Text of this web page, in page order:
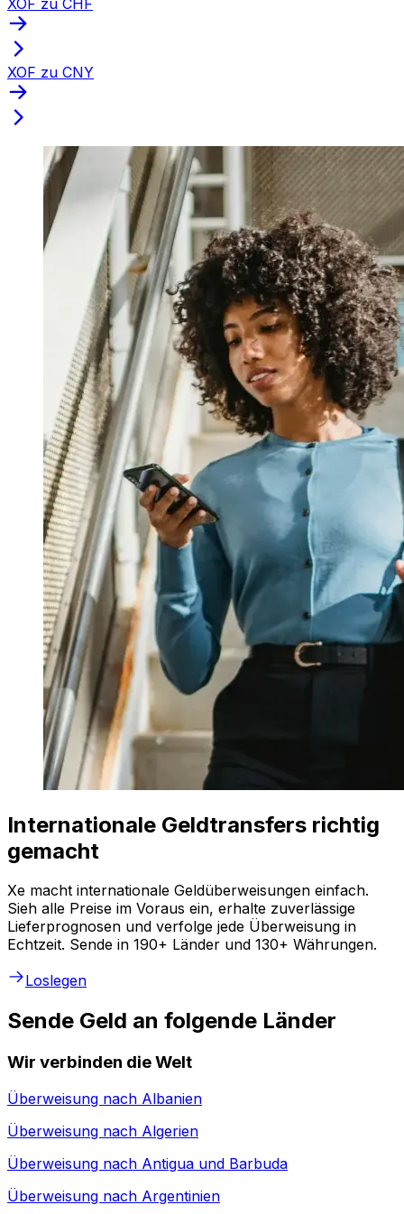
XOF zu CNY
Internationale Geldtransfers richtig
gemacht
Xe macht internationale Geldüberweisungen einfach.
Sieh alle Preise im Voraus ein, erhalte zuverlässige
Lieferprognosen und verfolge jede Überweisung in
Echtzeit. Sende in 190+ Länder und 130+ Währungen.
Loslegen
Sende Geld an folgende Länder
Wir verbinden die Welt
Überweisung nach Albanien
Überweisung nach Algerien
Überweisung nach Antigua und Barbuda
Überweisung nach Argentinien